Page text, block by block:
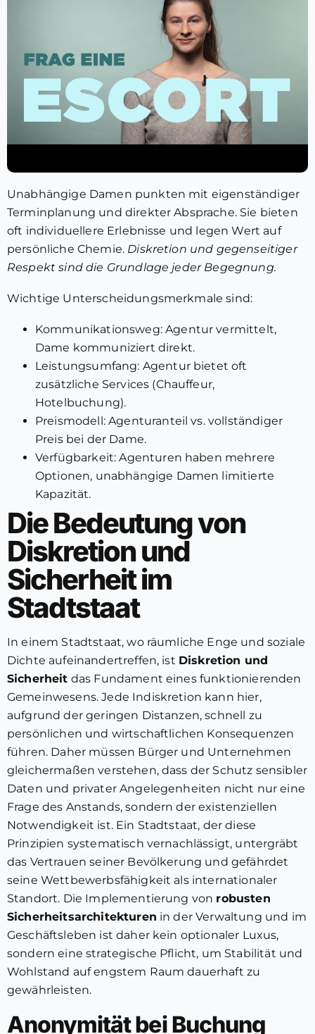
Unabhängige Damen punkten mit eigenständiger
Terminplanung und direkter Absprache. Sie bieten
oft individuellere Erlebnisse und legen Wert auf
persönliche Chemie. Diskretion und gegenseitiger
Respekt sind die Grundlage jeder Begegnung.
Wichtige Unterscheidungsmerkmale sind:
Kommunikationsweg: Agentur vermittelt,
Dame kommuniziert direkt.
Leistungsumfang: Agentur bietet oft
zusätzliche Services (Chauffeur,
Hotelbuchung).
Preismodell: Agenturanteil vs. vollständiger
Preis bei der Dame.
Verfügbarkeit: Agenturen haben mehrere
Optionen, unabhängige Damen limitierte
Kapazität.
Die Bedeutung von
Diskretion und
Sicherheit im
Stadtstaat
In einem Stadtstaat, wo räumliche Enge und soziale
Dichte aufeinandertreffen, ist Diskretion und
Sicherheit das Fundament eines funktionierenden
Gemeinwesens. Jede Indiskretion kann hier,
aufgrund der geringen Distanzen, schnell zu
persönlichen und wirtschaftlichen Konsequenzen
führen. Daher müssen Bürger und Unternehmen
gleichermaßen verstehen, dass der Schutz sensibler
Daten und privater Angelegenheiten nicht nur eine
Frage des Anstands, sondern der existenziellen
Notwendigkeit ist. Ein Stadtstaat, der diese
Prinzipien systematisch vernachlässigt, untergräbt
das Vertrauen seiner Bevölkerung und gefährdet
seine Wettbewerbsfähigkeit als internationaler
Standort. Die Implementierung von robusten
Sicherheitsarchitekturen in der Verwaltung und im
Geschäftsleben ist daher kein optionaler Luxus,
sondern eine strategische Pflicht, um Stabilität und
Wohlstand auf engstem Raum dauerhaft zu
gewährleisten.
Anonymität bei Buchung